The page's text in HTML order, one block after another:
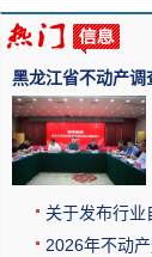
黑龙江省不动产调
关于发布行业
2026年不动